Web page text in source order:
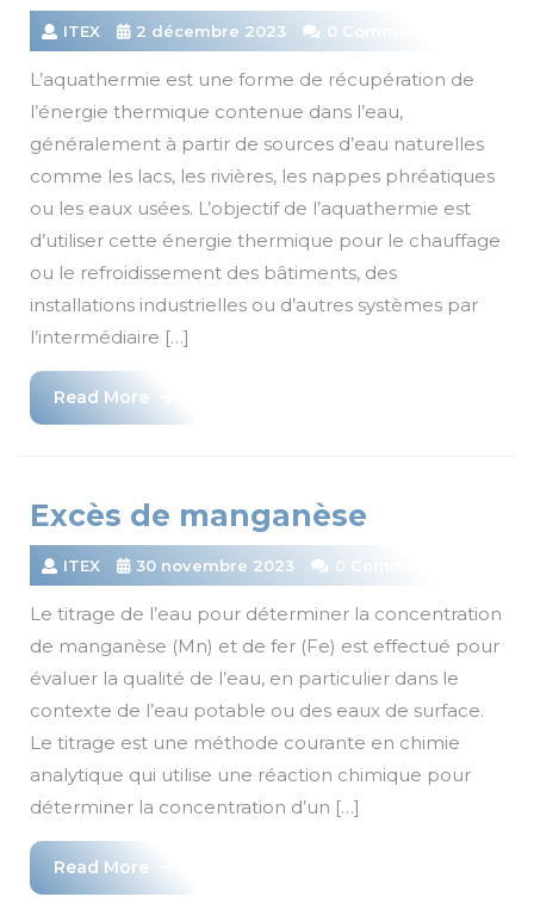
ITEX 2 décembre 2023 0 Comments
L’aquathermie est une forme de récupération de
l’énergie thermique contenue dans l’eau,
généralement à partir de sources d’eau naturelles
comme les lacs, les rivières, les nappes phréatiques
ou les eaux usées. L’objectif de l’aquathermie est
d’utiliser cette énergie thermique pour le chauffage
ou le refroidissement des bâtiments, des
installations industrielles ou d’autres systèmes par
l’intermédiaire […]
Read More
More
Excès de manganèse
ITEX 30 novembre 2023 0 Comments
Le titrage de l’eau pour déterminer la concentration
de manganèse (Mn) et de fer (Fe) est effectué pour
évaluer la qualité de l’eau, en particulier dans le
contexte de l’eau potable ou des eaux de surface.
Le titrage est une méthode courante en chimie
analytique qui utilise une réaction chimique pour
déterminer la concentration d’un […]
Read More
More